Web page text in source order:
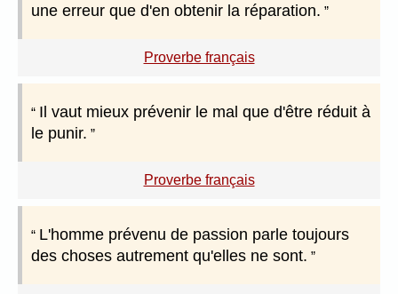
une erreur que d'en obtenir la réparation.
Proverbe français
Il vaut mieux prévenir le mal que d'être réduit à
le punir.
Proverbe français
L'homme prévenu de passion parle toujours
des choses autrement qu'elles ne sont.